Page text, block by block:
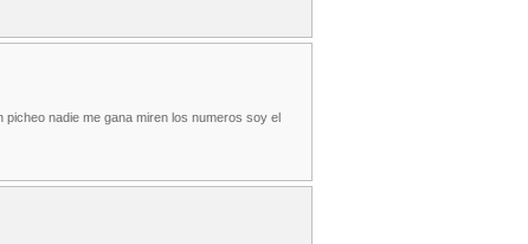
nadie me gana miren los numeros soy el